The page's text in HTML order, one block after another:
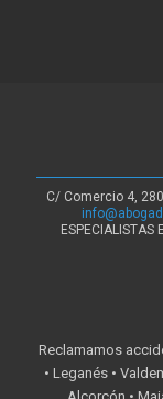
C/ Comercio 4,
ESPECIALISTAS
Reclamamos
• Leganés •